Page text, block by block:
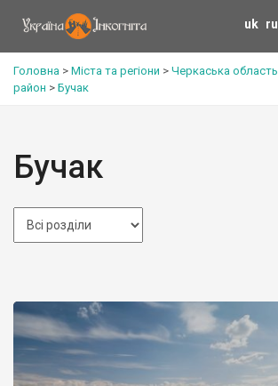
uk ru
Головна > Міста та регіони > Черкаська область
район > Бучак
Бучак